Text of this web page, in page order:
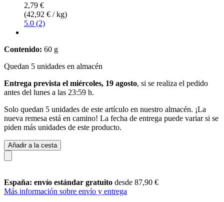
2,79 €
(42,92 € / kg)
5.0 (2)
Contenido: 60 g
Quedan 5 unidades en almacén
Entrega prevista el miércoles, 19 agosto, si se realiza el pedido
antes del lunes a las 23:59 h.
Solo quedan 5 unidades de este artículo en nuestro almacén. ¡La
nueva remesa está en camino! La fecha de entrega puede variar si se
piden más unidades de este producto.
Añadir a la cesta
España: envío estándar gratuito desde 87,90 €
Más información sobre envío y entrega